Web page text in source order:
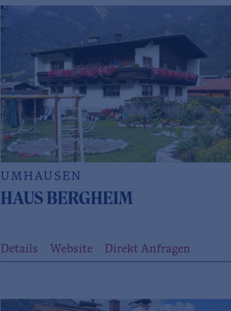
UMHAUSEN
HAUS BERGHEIM
Details Website Direkt Anfragen